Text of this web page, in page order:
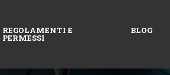
REGOLAMENTI E
PERMESSI
BLOG